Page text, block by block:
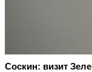
Соскин: визит